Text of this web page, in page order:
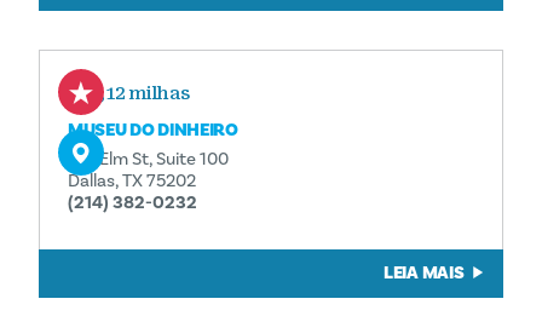
0,12 milhas
MUSEU DO DINHEIRO
501 Elm St, Suite 100
Dallas, TX 75202
(214) 382-0232
LEIA MAIS